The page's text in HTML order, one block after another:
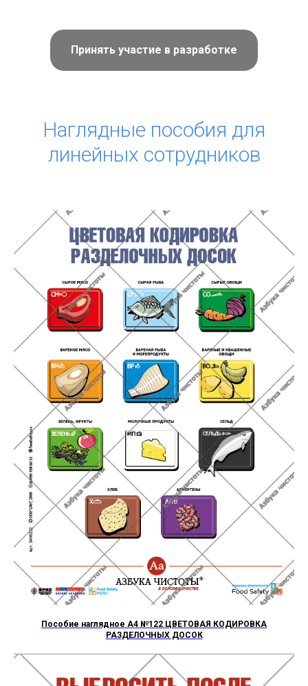
Принять участие в разработке
Наглядные пособия для
линейных сотрудников
Пособие наглядное А4 №122 ЦВЕТОВАЯ КОДИРОВКА
РАЗДЕЛОЧНЫХ ДОСОК